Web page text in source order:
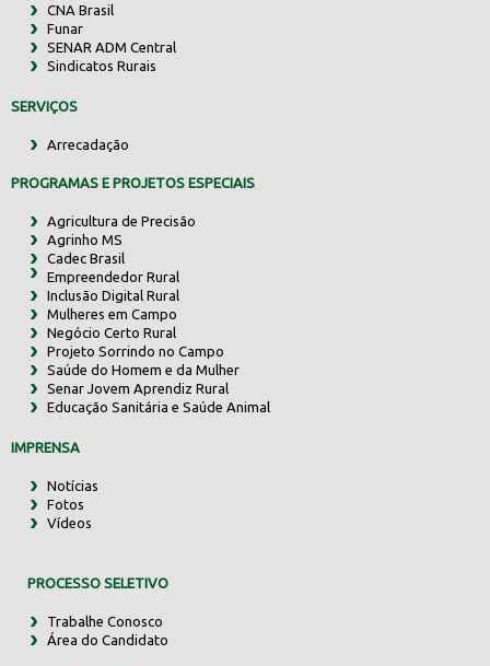
CNA Brasil
Funar
SENAR ADM Central
Sindicatos Rurais
SERVIÇOS
Arrecadação
PROGRAMAS E PROJETOS ESPECIAIS
Agricultura de Precisão
Agrinho MS
Cadec Brasil
Empreendedor Rural
Inclusão Digital Rural
Mulheres em Campo
Negócio Certo Rural
Projeto Sorrindo no Campo
Saúde do Homem e da Mulher
Senar Jovem Aprendiz Rural
Educação Sanitária e Saúde Animal
IMPRENSA
Notícias
Fotos
Vídeos
PROCESSO SELETIVO
Trabalhe Conosco
Área do Candidato